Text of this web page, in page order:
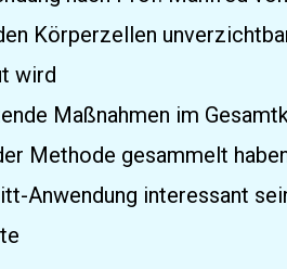
Körperzellen
wird
Maßnahmen im
Methode gesammelt
Anwendung interessant